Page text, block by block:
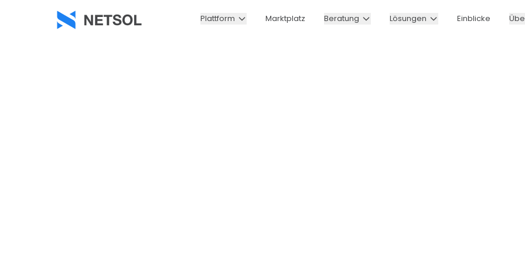
Plattform Marktplatz Beratung Lösungen Einblicke